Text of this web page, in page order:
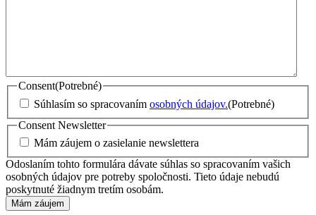
Consent(Potrebné)
Súhlasím so spracovaním osobných údajov.(Potrebné)
Consent Newsletter
Mám záujem o zasielanie newslettera
Odoslaním tohto formulára dávate súhlas so spracovaním vašich
osobných údajov pre potreby spoločnosti. Tieto údaje nebudú
poskytnuté žiadnym tretím osobám.